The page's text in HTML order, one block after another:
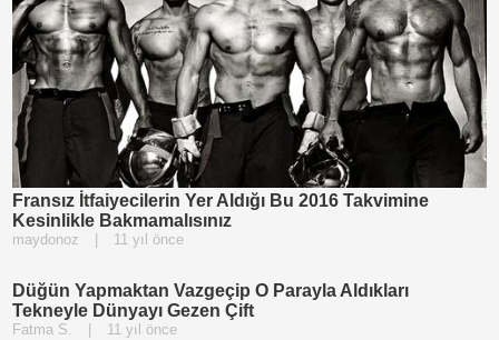
Fransız İtfaiyecilerin Yer Aldığı Bu 2016 Takvimine
Kesinlikle Bakmamalısınız
maydonoz 11 yıl önce
Düğün Yapmaktan Vazgeçip O Parayla Aldıkları
Tekneyle Dünyayı Gezen Çift
Fatma S. 11 yıl önce